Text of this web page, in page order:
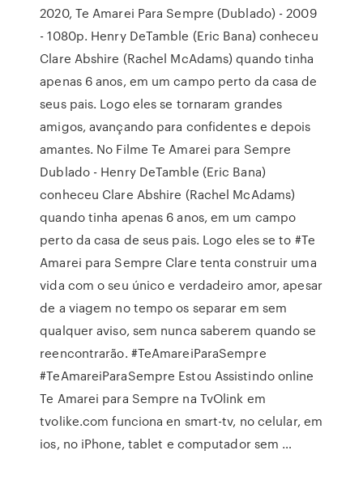
2020, Te Amarei Para Sempre (Dublado) - 2009
- 1080p. Henry DeTamble (Eric Bana) conheceu
Clare Abshire (Rachel McAdams) quando tinha
apenas 6 anos, em um campo perto da casa de
seus pais. Logo eles se tornaram grandes
amigos, avançando para confidentes e depois
amantes. No Filme Te Amarei para Sempre
Dublado - Henry DeTamble (Eric Bana)
conheceu Clare Abshire (Rachel McAdams)
quando tinha apenas 6 anos, em um campo
perto da casa de seus pais. Logo eles se to #Te
Amarei para Sempre Clare tenta construir uma
vida com o seu único e verdadeiro amor, apesar
de a viagem no tempo os separar em sem
qualquer aviso, sem nunca saberem quando se
reencontrarão. #TeAmareiParaSempre
#TeAmareiParaSempre Estou Assistindo online
Te Amarei para Sempre na TvOlink em
tvolike.com funciona en smart-tv, no celular, em
ios, no iPhone, tablet e computador sem …